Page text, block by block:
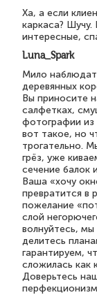
Ха, а если
каркаса?
интересные,
Luna_Spark
Мило
деревянных
Вы приносите
салфетках,
фотографии из
вот такое, но
трогательно.
грёз, уже
сечение балок
Ваша «хочу
превратится в
пожелание
слой
волнуйтесь,
делитесь
гарантируем,
сложилась как
Доверьтесь